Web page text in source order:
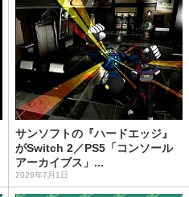
サンソフトの『ハードエッジ』
がSwitch 2／PS5「コンソール
アーカイブス」...
2026年7月1日